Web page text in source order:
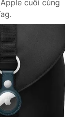
cuối cùng